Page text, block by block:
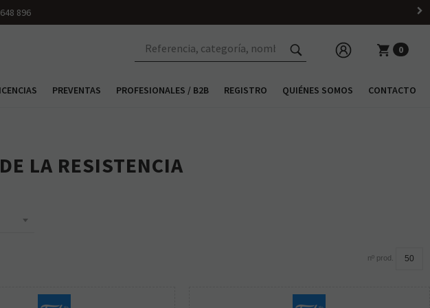
896
0
PREVENTAS PROFESIONALES / B2B REGISTRO QUIÉNES SOMOS CONTACTO
LA RESISTENCIA
nº prod.